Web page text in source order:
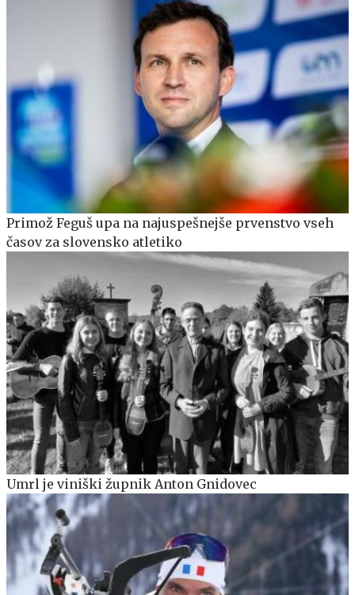
Primož Feguš upa na najuspešnejše prvenstvo vseh
časov za slovensko atletiko
Umrl je viniški župnik Anton Gnidovec